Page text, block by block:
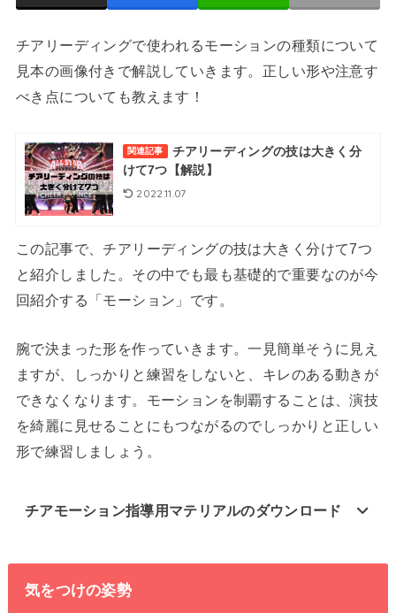
チアリーディングで使われるモーションの種類について
見本の画像付きで解説していきます。正しい形や注意す
べき点についても教えます！
関連記事
チアリーディングの技は大きく分
けて7つ【解説】
2022.11.07
この記事で、チアリーディングの技は大きく分けて7つ
と紹介しました。その中でも最も基礎的で重要なのが今
回紹介する「モーション」です。
腕で決まった形を作っていきます。一見簡単そうに見え
ますが、しっかりと練習をしないと、キレのある動きが
できなくなります。モーションを制覇することは、演技
を綺麗に見せることにもつながるのでしっかりと正しい
形で練習しましょう。
チアモーション指導用マテリアルのダウンロード
気をつけの姿勢